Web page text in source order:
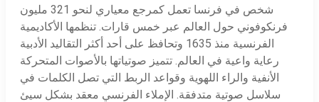
شخص في فرنسا تعمل كمرجع معياري لنحو 321 مليون
فرنكوفوني حول العالم عبر خمس قارات. تنظمها الأكاديمية
الفرنسية منذ 1635 وتحافظ على أحد أكثر التقاليد الأدبية
رعاية واعية في العالم. تتميز صوتياتها بالأصوات المتحركة
الأنفية والراء اللهوية وقواعد الربط التي تصل الكلمات في
سلاسل صوتية متدفقة. الإملاء الفرنسي معقد بشكل سيئ